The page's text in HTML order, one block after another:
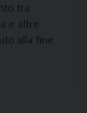
tra
e altre
alla fine